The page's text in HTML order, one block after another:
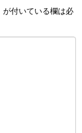
が付いている欄は必